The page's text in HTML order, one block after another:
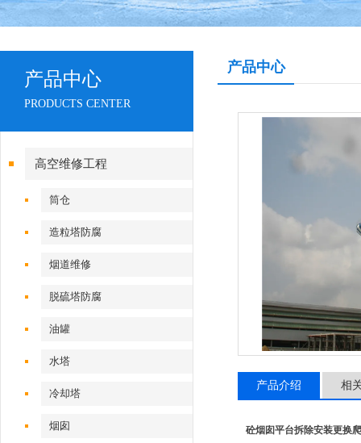
产品中心
PRODUCTS CENTER
高空维修工程
筒仓
造粒塔防腐
烟道维修
脱硫塔防腐
油罐
水塔
冷却塔
烟囱
产品中心
产品介绍 相
砼烟囱平台拆除安装更换